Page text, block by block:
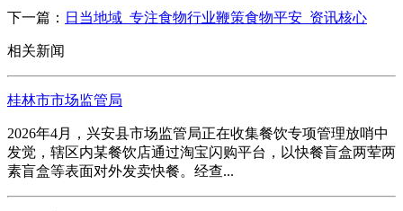
下一篇： 日当地域_专注食物行业鞭策食物平安_资讯核心
相关新闻
桂林市市场监管局
2026年4月，兴安县市场监管局正在收集餐饮专项管理放哨中
发觉，辖区内某餐饮店通过淘宝闪购平台，以快餐盲盒两荤两
素盲盒等表面对外发卖快餐。经查...